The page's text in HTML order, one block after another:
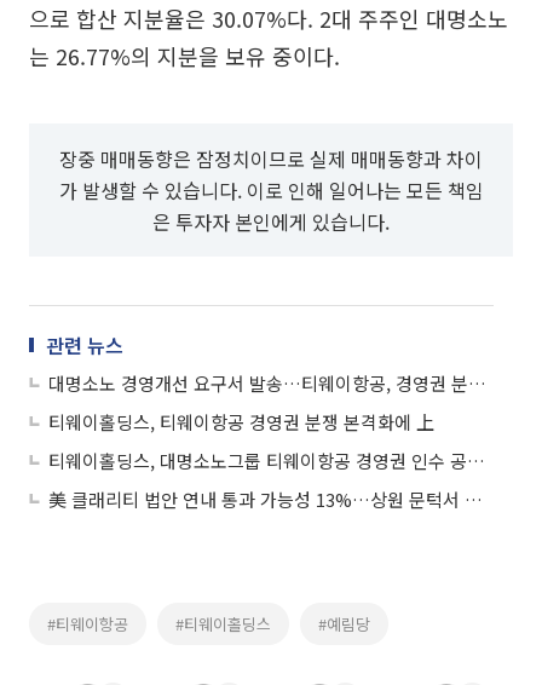
으로 합산 지분율은 30.07%다. 2대 주주인 대명소노
는 26.77%의 지분을 보유 중이다.
장중 매매동향은 잠정치이므로 실제 매매동향과 차이
가 발생할 수 있습니다. 이로 인해 일어나는 모든 책임
은 투자자 본인에게 있습니다.
관련 뉴스
대명소노 경영개선 요구서 발송…티웨이항공, 경영권 분쟁 움직임에 13%대 강세
티웨이홀딩스, 티웨이항공 경영권 분쟁 본격화에 上
티웨이홀딩스, 대명소노그룹 티웨이항공 경영권 인수 공식화 소식에 강세
美 클래리티 법안 연내 통과 가능성 13%…상원 문턱서 제동
#티웨이항공 #티웨이홀딩스 #예림당